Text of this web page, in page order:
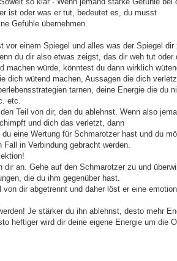
ist oder was er tut, bedeutet es, du musst
Gefühle übernehmen.
vor einem Spiegel und alles was der Spiegel dir
du dir also etwas zeigst, das dir weh tut oder
machen würde, könntest du dann wirklich
dich wütend machen, Aussagen die dich
tarnen, deine Energie die du
etc.
Teil von dir, den du ablehnst. Wenn also
und dich das verletzt, dann
eine Wertung für Schmarotzer hast und du
in Verbindung gebracht werden.
dir an. Gehe auf den Schmarotzer zu und
die du ihm gegenüber hast.
von dir abgetrennt und daher löst er eine
Je stärker du ihn ablehnst, desto mehr
heftiger wird dir deine eigene Energie um die